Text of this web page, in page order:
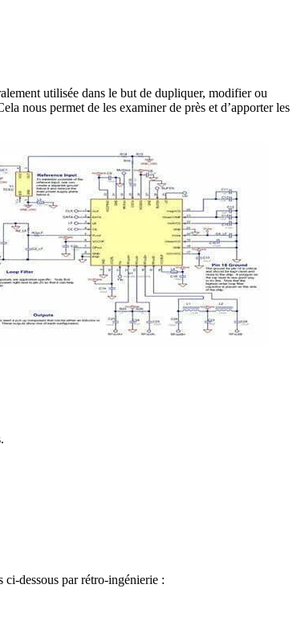
utilisée dans le but de dupliquer, modifier ou
nous permet de les examiner de près et d’apporter les
ci-dessous par rétro-ingénierie :